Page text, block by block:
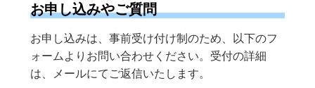
お申し込みやご質問
お申し込みは、事前受け付け制のため、以下のフ
ォームよりお問い合わせください。受付の詳細
は、メールにてご返信いたします。